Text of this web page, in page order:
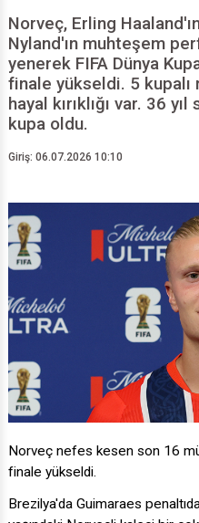
Norveç, Erling
Nyland'ın muhteşem
yenerek FIFA Dünya
finale yükseldi. 5 kupalı
hayal kırıklığı var. 36
kupa oldu.
Giriş: 06.07.2026 10:10
Norveç nefes kesen son 16
finale yükseldi.
Brezilya'da Guimaraes